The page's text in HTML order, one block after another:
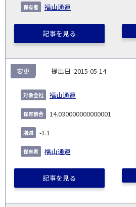
福山通運
記事を見る
2015-05-14
福山通運
変更
14.030000000000001
-1.1
福山通運
記事を見る